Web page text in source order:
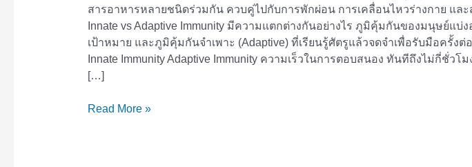
สารอาหารหลายชนิดร่วมกัน ควบคู่ไปกับการพักผ่อน การเคลื่อนไหวร่างกาย แ
Innate vs Adaptive Immunity มีความแตกต่างกันอย่างไร ภูมิคุ้มกันของมนุษย์แ
เป้าหมาย และภูมิคุ้มกันจำเพาะ (Adaptive) ที่เรียนรู้ศัตรูแล้วจดจำเพื่อรับมือครั้ง
Innate Immunity Adaptive Immunity ความเร็วในการตอบสนอง ทันทีถึงไม่กี่ชั่
[…]
Read More »